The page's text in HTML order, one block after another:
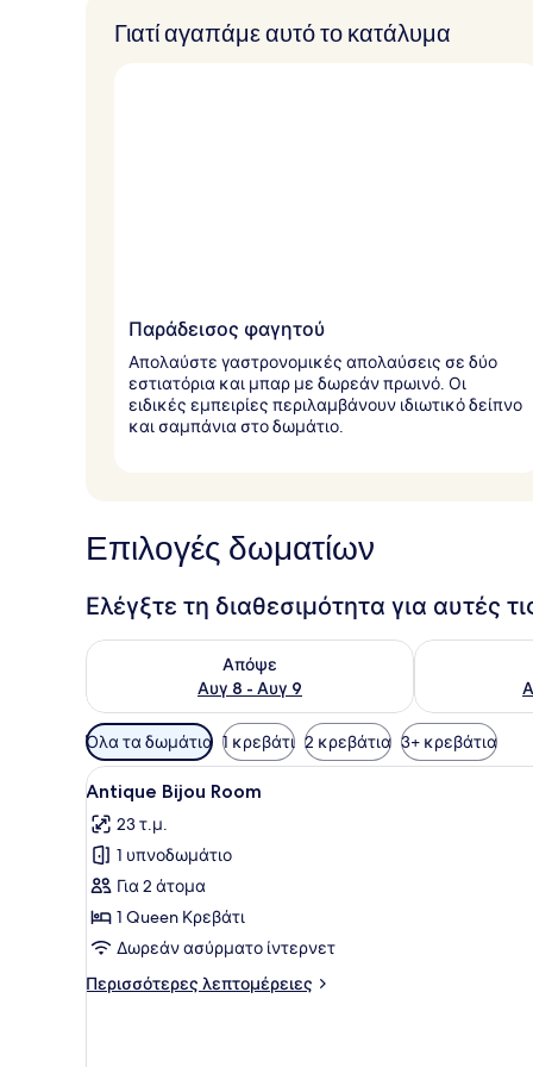
ε
ς
Γιατί αγαπάμε αυτό το κατάλυμα
Παράδεισος φαγητού
Απολαύστε γαστρονομικές απολαύσεις σε δύο
εστιατόρια και μπαρ με δωρεάν πρωινό. Οι
ειδικές εμπειρίες περιλαμβάνουν ιδιωτικό δείπνο
και σαμπάνια στο δωμάτιο.
Επιλογές δωματίων
Ελέγξτε τη διαθεσιμότητα για αυτές
Απόψε
Αυγ 8 - Αυγ 9
Έλεγχος διαθεσιμότητας για απόψε Αυγ 8 - Αυγ 9
Έλεγχος
Διαθέσιμα
φίλτρα
για
τα
δωμάτια
Όλα τα δωμάτια 1 κρεβάτι 2 κρεβάτια 3+ κρεβάτια
Προβολή
όλων
των
φωτογραφιών
για
Antique
Bijou
Room
Ένα σύγχρονο μπάνιο με
4
Antique Bijou Room
23 τ.μ.
1 υπνοδωμάτιο
Για 2 άτομα
1 Queen Κρεβάτι
Δωρεάν ασύρματο ίντερνετ
Περισσότερες λεπτομέρειες
Περισσότερες